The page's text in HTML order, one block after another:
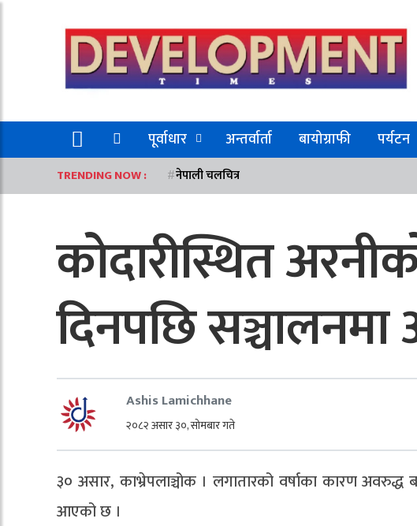
पूर्वाधार अन्तर्वार्ता बायोग्राफी पर्यटन
TRENDING NOW : नेपाली चलचित्र
कोदारीस्थित
दिनपछि
Ashis Lamichhane
२०८२ असार ३०, सोमबार गते
३० असार, काभ्रेपलाञ्चोक । लगातारको वर्षाका कारण अवरुद्ध
आएको छ ।